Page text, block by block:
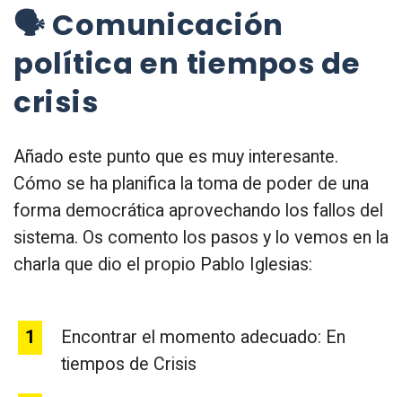
🗣 Comunicación
política en tiempos de
crisis
Añado este punto que es muy interesante.
Cómo se ha planifica la toma de poder de una
forma democrática aprovechando los fallos del
sistema. Os comento los pasos y lo vemos en la
charla que dio el propio Pablo Iglesias:
Encontrar el momento adecuado: En
tiempos de Crisis